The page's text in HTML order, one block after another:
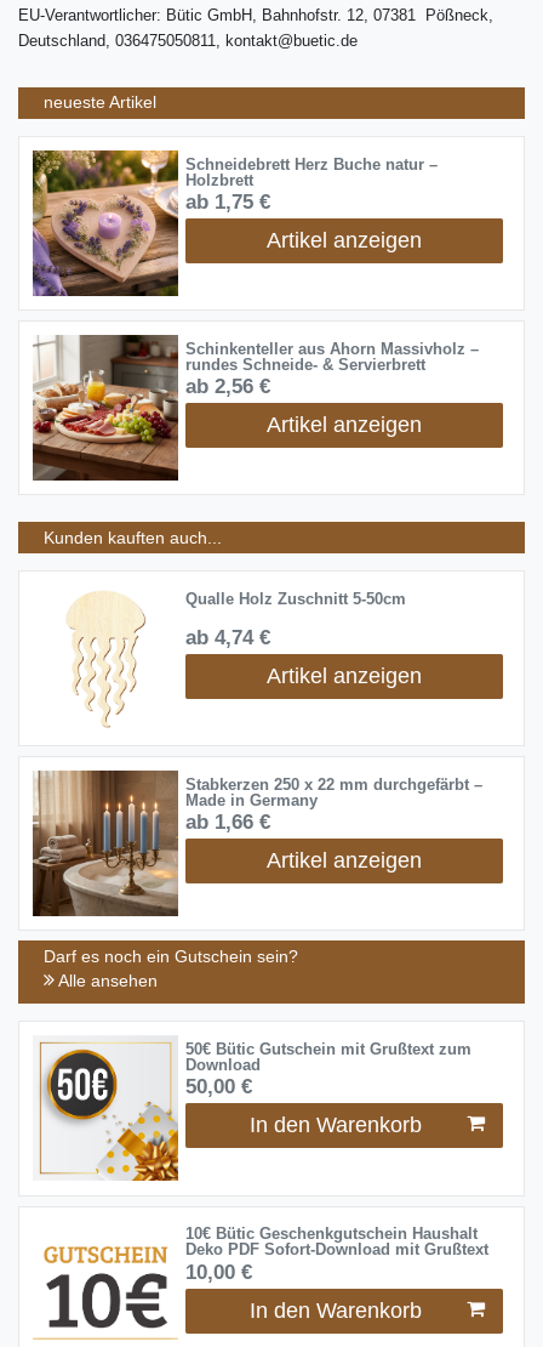
EU-Verantwortlicher: Bütic GmbH, Bahnhofstr. 12, 07381 Pößneck,
Deutschland, 036475050811, kontakt@buetic.de
neueste Artikel
Schneidebrett Herz Buche natur –
Holzbrett
ab 1,75 €
Artikel anzeigen
Schinkenteller aus Ahorn Massivholz –
rundes Schneide- & Servierbrett
ab 2,56 €
Artikel anzeigen
Kunden kauften auch...
Qualle Holz Zuschnitt 5-50cm
ab 4,74 €
Artikel anzeigen
Stabkerzen 250 x 22 mm durchgefärbt –
Made in Germany
ab 1,66 €
Artikel anzeigen
Darf es noch ein Gutschein sein?
Alle ansehen
50€ Bütic Gutschein mit Grußtext zum
Download
50,00 €
In den Warenkorb
10€ Bütic Geschenkgutschein Haushalt
Deko PDF Sofort-Download mit Grußtext
10,00 €
In den Warenkorb